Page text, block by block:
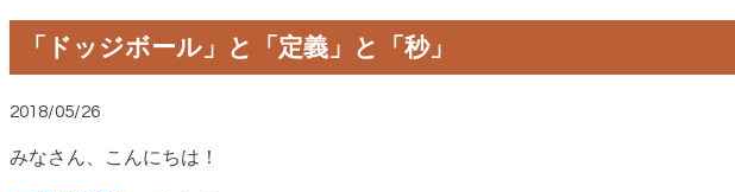
「ドッジボール」と「定義」と「秒」
2018/05/26
みなさん、こんにちは！